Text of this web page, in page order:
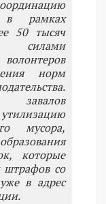
в рамках
50 тысяч
силами
норм
завалов
мусора,
которые
штрафов со
в адрес